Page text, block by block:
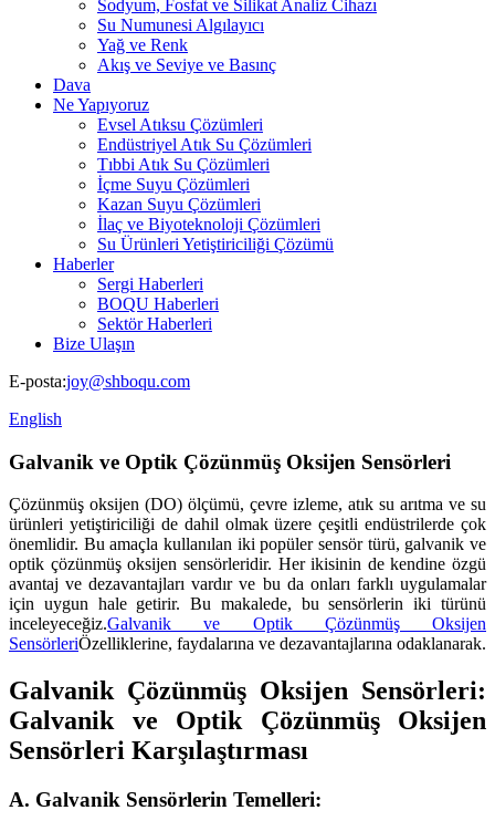
Sodyum, Fosfat ve Silikat Analiz Cihazı
Su Numunesi Algılayıcı
Yağ ve Renk
Akış ve Seviye ve Basınç
Dava
Ne Yapıyoruz
Evsel Atıksu Çözümleri
Endüstriyel Atık Su Çözümleri
Tıbbi Atık Su Çözümleri
İçme Suyu Çözümleri
Kazan Suyu Çözümleri
İlaç ve Biyoteknoloji Çözümleri
Su Ürünleri Yetiştiriciliği Çözümü
Haberler
Sergi Haberleri
BOQU Haberleri
Sektör Haberleri
Bize Ulaşın
E-posta:joy@shboqu.com
English
Galvanik ve Optik Çözünmüş Oksijen Sensörleri
Çözünmüş oksijen (DO) ölçümü, çevre izleme, atık su arıtma ve su
ürünleri yetiştiriciliği de dahil olmak üzere çeşitli endüstrilerde çok
önemlidir. Bu amaçla kullanılan iki popüler sensör türü, galvanik ve
optik çözünmüş oksijen sensörleridir. Her ikisinin de kendine özgü
avantaj ve dezavantajları vardır ve bu da onları farklı uygulamalar
için uygun hale getirir. Bu makalede, bu sensörlerin iki türünü
inceleyeceğiz.Galvanik ve Optik Çözünmüş Oksijen
SensörleriÖzelliklerine, faydalarına ve dezavantajlarına odaklanarak.
Galvanik Çözünmüş Oksijen Sensörleri:
Galvanik ve Optik Çözünmüş Oksijen
Sensörleri Karşılaştırması
A. Galvanik Sensörlerin Temelleri: